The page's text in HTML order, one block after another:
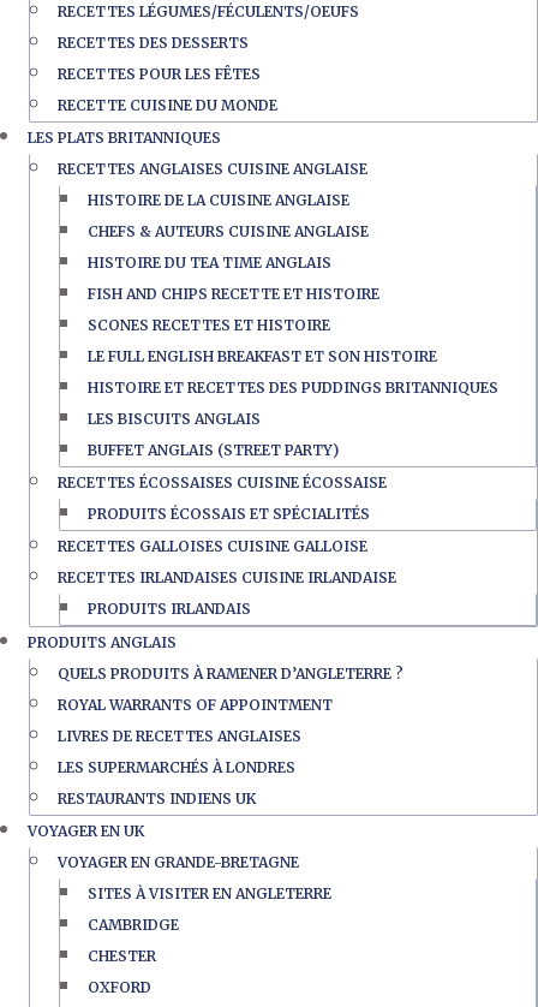
RECETTES LÉGUMES/FÉCULENTS/OEUFS
RECETTES DES DESSERTS
RECETTES POUR LES FÊTES
RECETTE CUISINE DU MONDE
LES PLATS BRITANNIQUES
RECETTES ANGLAISES CUISINE ANGLAISE
HISTOIRE DE LA CUISINE ANGLAISE
CHEFS & AUTEURS CUISINE ANGLAISE
HISTOIRE DU TEA TIME ANGLAIS
FISH AND CHIPS RECETTE ET HISTOIRE
SCONES RECETTES ET HISTOIRE
LE FULL ENGLISH BREAKFAST ET SON HISTOIRE
HISTOIRE ET RECETTES DES PUDDINGS BRITANNIQUES
LES BISCUITS ANGLAIS
BUFFET ANGLAIS (STREET PARTY)
RECETTES ÉCOSSAISES CUISINE ÉCOSSAISE
PRODUITS ÉCOSSAIS ET SPÉCIALITÉS
RECETTES GALLOISES CUISINE GALLOISE
RECETTES IRLANDAISES CUISINE IRLANDAISE
PRODUITS IRLANDAIS
PRODUITS ANGLAIS
QUELS PRODUITS À RAMENER D’ANGLETERRE ?
ROYAL WARRANTS OF APPOINTMENT
LIVRES DE RECETTES ANGLAISES
LES SUPERMARCHÉS À LONDRES
RESTAURANTS INDIENS UK
VOYAGER EN UK
VOYAGER EN GRANDE-BRETAGNE
SITES À VISITER EN ANGLETERRE
CAMBRIDGE
CHESTER
OXFORD